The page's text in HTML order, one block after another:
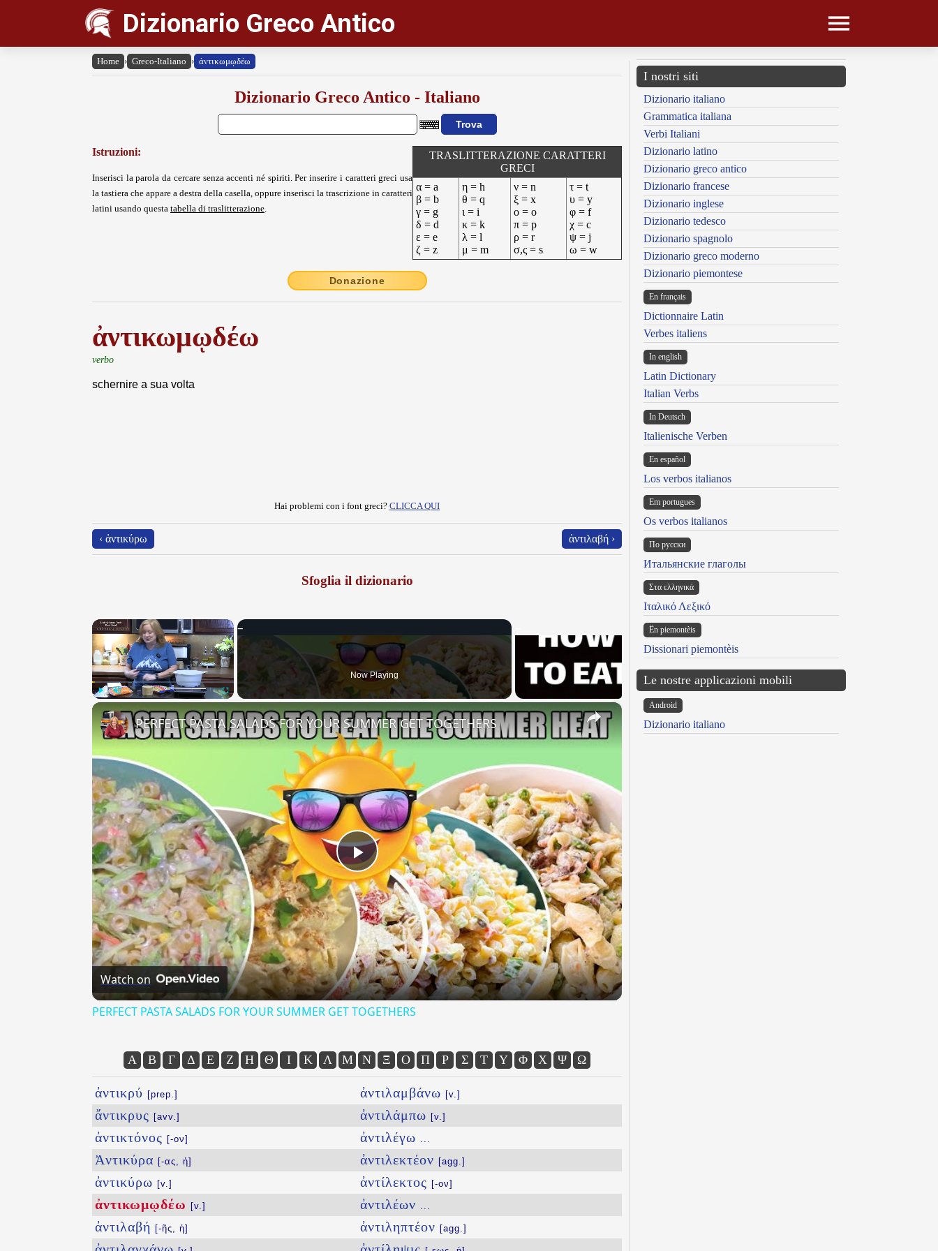
Dizionario Greco Antico
Home › Greco-Italiano › ἀντικωμῳδέω
Dizionario Greco Antico - Italiano
Istruzioni:
Inserisci la parola da cercare senza accenti né spiriti. Per inserire i caratteri greci usa
la tastiera che appare a destra della casella, oppure inserisci la trascrizione in caratteri
latini usando questa tabella di traslitterazione.
TRASLITTERAZIONE CARATTERI
GRECI
α = a
β = b
γ = g
δ = d
ε = e
ζ = z
η = h
θ = q
ι = i
κ = k
λ = l
μ = m
ν = n
ξ = x
ο = o
π = p
ρ = r
σ,ς = s
τ = t
υ = y
φ = f
χ = c
ψ = j
ω = w
Donazione
ἀντικωμῳδέω
verbo
schernire a sua volta
Hai problemi con i font greci? CLICCA QUI
‹ ἀντικύρω ἀντιλαβή ›
Sfoglia il dizionario
×
Now Playing
×
Play
Video
PERFECT PASTA SALADS FOR YOUR SUMMER GET TOGETHERS
Watch on
PERFECT PASTA SALADS FOR YOUR SUMMER GET TOGETHERS
Α Β Γ Δ Ε Ζ Η Θ Ι Κ Λ Μ Ν Ξ Ο Π Ρ Σ Τ Υ Φ Χ Ψ Ω
ἀντικρύ [prep.]
ἄντικρυς [avv.]
ἀντικτόνος [-ον]
Ἀντικύρα [-ας, ἡ]
ἀντικύρω [v.]
ἀντικωμῳδέω [v.]
ἀντιλαβή [-ῆς, ἡ]
ἀντιλαμβάνω [v.]
ἀντιλάμπω [v.]
ἀντιλέγω
ἀντιλεκτέον [agg.]
ἀντίλεκτος [-ον]
ἀντιλέων
ἀντιληπτέον [agg.]
I nostri siti
Dizionario italiano
Grammatica italiana
Verbi Italiani
Dizionario latino
Dizionario greco antico
Dizionario francese
Dizionario inglese
Dizionario tedesco
Dizionario spagnolo
Dizionario greco moderno
Dizionario piemontese
En français
Dictionnaire Latin
Verbes italiens
In english
Latin Dictionary
Italian Verbs
In Deutsch
Italienische Verben
En español
Los verbos italianos
Em portugues
Os verbos italianos
По русски
Итальянские глаголы
Στα ελληνικά
Ιταλικό Λεξικό
Ën piemontèis
Dissionari piemontèis
Le nostre applicazioni mobili
Android
Dizionario italiano